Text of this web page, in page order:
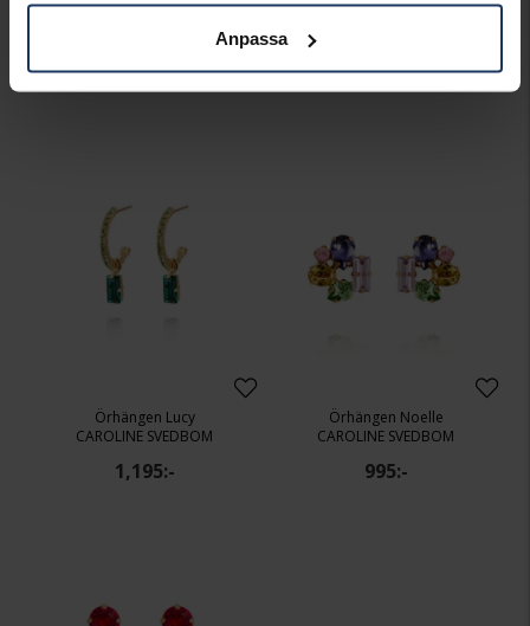
Anpassa
1,195:- 1,195:-
Örhängen Lucy
CAROLINE SVEDBOM
1,195:-
Örhängen Noelle
CAROLINE SVEDBOM
995:-